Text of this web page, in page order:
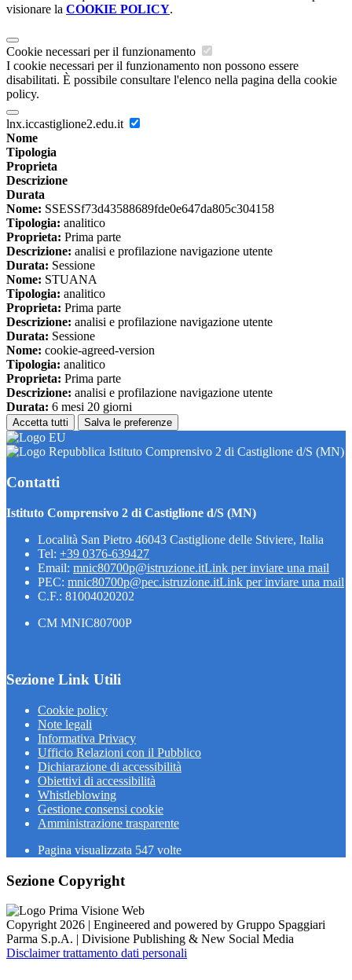
visionare la COOKIE POLICY.
Cookie necessari per il funzionamento
I cookie necessari per il funzionamento non possono essere
disabilitati. È possibile consultare l'elenco nella pagina della cookie
policy.
lnx.iccastiglione2.edu.it
Nome
Tipologia
Proprieta
Descrizione
Durata
Nome: SSESSf73d43588689fde0e647da805c304158
Tipologia: analitico
Proprieta: Prima parte
Descrizione: analisi e profilazione navigazione utente
Durata: Sessione
Nome: STUANA
Tipologia: analitico
Proprieta: Prima parte
Descrizione: analisi e profilazione navigazione utente
Durata: Sessione
Nome: cookie-agreed-version
Tipologia: analitico
Proprieta: Prima parte
Descrizione: analisi e profilazione navigazione utente
Durata: 6 mesi 20 giorni
Accetta tutti Salva le preferenze
Istituto Comprensivo 2 di Castiglione d/S (MN)
Contatti
Istituto Comprensivo 2 di Castiglione d/S (MN)
Località San Pietro 46043 Castiglione delle Stiviere, Italia
Tel: +39 0376-639427
Email: mnic80700p@istruzione.itLink per inviare una mail
PEC: mnic80700p@pec.istruzione.itLink per inviare una mail
C.F.: 81004020202
CM MNIC80700P
Sezione Link Utili
Cookie policy
Note legali
Informativa Privacy
Ufficio Relazioni con il Pubblico
Dichiarazione di accessibilità
Obiettivi di accessibilità
Whistleblowing
Gestione consensi cookie
Amministrazione trasparente
Pagina visualizzata 547 volte
Sezione Copyright
Copyright 2026 | Engineered and powered by Gruppo Spaggiari
Parma S.p.A. | Divisione Publishing & New Social Media
Disclaimer trattamento dati personali